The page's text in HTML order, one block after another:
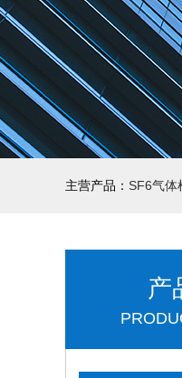
主营产品： SF6气体
产